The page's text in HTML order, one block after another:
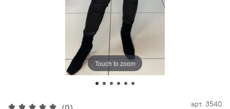
Touch to zoom
арт. 3540